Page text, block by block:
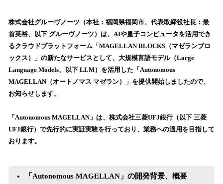
！
数
を
読
込
み
中
す
株式会社グルーヴノーツ（本社：福岡県福岡市、代表取締役社長：最
首英裕、以下 グルーヴノーツ）は、AIや量子コンピュータを活用でき
るクラウドプラットフォーム「MAGELLAN BLOCKS（マゼランブロ
ックス）」の新たなサービスとして、大規模言語モデル（Large
Language Models、以下 LLM）を活用した「Autonomous
MAGELLAN（オートノマス マゼラン）」を提供開始しましたので、
お知らせします。
「Autonomous MAGELLAN」は、株式会社三菱UFJ銀行（以下 三菱
UFJ銀行）で先行的に実証実験を行っており、業務への適用を目指して
おります。
「Autonomous MAGELLAN」の開発背景、概要